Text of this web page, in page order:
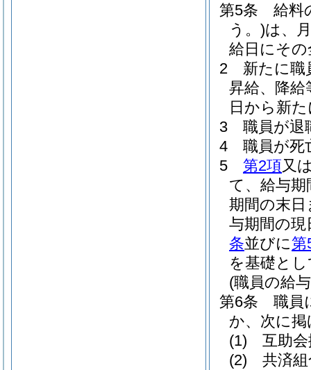
第5条
給料
う。)は、
給日にそ
2
新たに職
昇給、降
日から新
3
職員が退
4
職員が死
5
第2項又
て、給与
期間の末
与期間の現
条並びに第
を基礎と
(職員の給
第6条
職員
か、次に
(1)
互助
(2)
共済